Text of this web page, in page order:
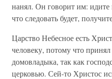
нанял. Он говорит им:
что следовать будет,
Царство Небесное есть
человеку, потому что
домовладыка, так как
церковью. Сей-то Христос